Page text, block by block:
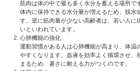
筋肉は体の中で最も多く水分を蓄える場所で
体内に保持できる水分量が増えるため、脱水
す。逆に筋肉量が少ない高齢者は、若い人に
いといわれています。
心肺機能の強化
運動習慣がある人は心肺機能が高まり、体温
やすくなります。血液を効率よく循環させ、
まるため、暑さに耐える力がつくのです。